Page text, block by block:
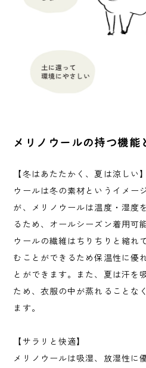
メリノウールの持つ機能
【冬はあたたかく、夏は涼しい】
ウールは冬の素材というイメー
が、メリノウールは温度・湿度
るため、オールシーズン着用可
ウールの繊維はちりちりと縮れ
むことができるため保温性に優
とができます。また、夏は汗を
ため、衣服の中が蒸れることな
ます。
【サラリと快適】
メリノウールは吸湿、放湿性に